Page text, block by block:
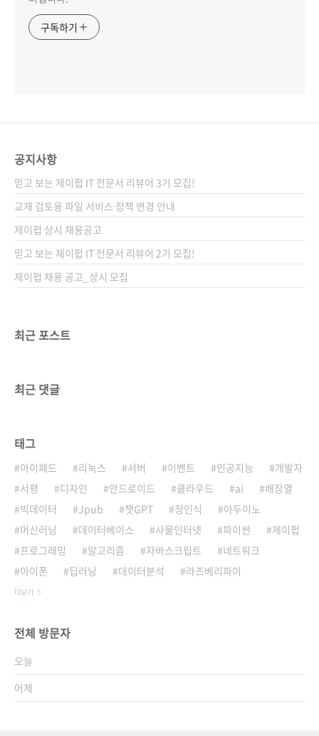
구독하기
공지사항
믿고 보는 제이펍 IT 전문서 리뷰어 3기 모집!
교재 검토용 파일 서비스 정책 변경 안내
제이펍 상시 채용공고
믿고 보는 제이펍 IT 전문서 리뷰어 2기 모집!
제이펍 채용 공고_상시 모집
최근 포스트
최근 댓글
태그
아이패드 리눅스 서버 이벤트 인공지능
개발자
서평
디자인 안드로이드 클라우드 ai
배장열
빅데이터
Jpub 챗GPT 정인식
아두이노
머신러닝
데이터베이스 사물인터넷 파이썬
제이펍
프로그래밍
알고리즘 자바스크립트
네트워크
아이폰
딥러닝 데이터분석 라즈베리파이
더보기
전체 방문자
오늘
어제